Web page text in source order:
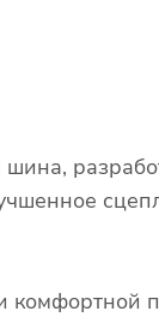
комфортной